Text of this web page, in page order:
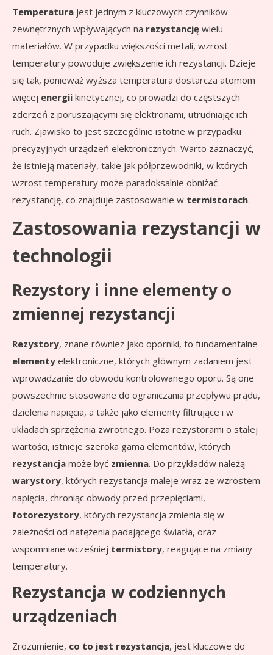
Temperatura jest jednym z kluczowych czynników
zewnętrznych wpływających na rezystancję wielu
materiałów. W przypadku większości metali, wzrost
temperatury powoduje zwiększenie ich rezystancji. Dzieje
się tak, ponieważ wyższa temperatura dostarcza atomom
więcej energii kinetycznej, co prowadzi do częstszych
zderzeń z poruszającymi się elektronami, utrudniając ich
ruch. Zjawisko to jest szczególnie istotne w przypadku
precyzyjnych urządzeń elektronicznych. Warto zaznaczyć,
że istnieją materiały, takie jak półprzewodniki, w których
wzrost temperatury może paradoksalnie obniżać
rezystancję, co znajduje zastosowanie w termistorach.
Zastosowania rezystancji w
technologii
Rezystory i inne elementy o
zmiennej rezystancji
Rezystory, znane również jako oporniki, to fundamentalne
elementy elektroniczne, których głównym zadaniem jest
wprowadzanie do obwodu kontrolowanego oporu. Są one
powszechnie stosowane do ograniczania przepływu prądu,
dzielenia napięcia, a także jako elementy filtrujące i w
układach sprzężenia zwrotnego. Poza rezystorami o stałej
wartości, istnieje szeroka gama elementów, których
rezystancja może być zmienna. Do przykładów należą
warystory, których rezystancja maleje wraz ze wzrostem
napięcia, chroniąc obwody przed przepięciami,
fotorezystory, których rezystancja zmienia się w
zależności od natężenia padającego światła, oraz
wspomniane wcześniej termistory, reagujące na zmiany
temperatury.
Rezystancja w codziennych
urządzeniach
Zrozumienie, co to jest rezystancja, jest kluczowe do